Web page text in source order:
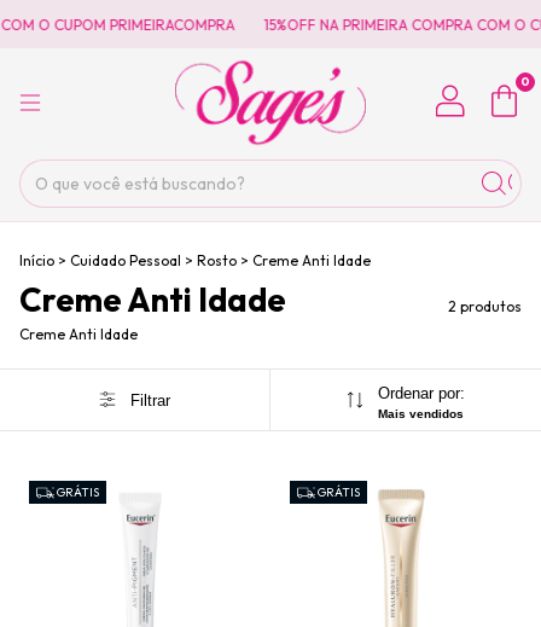
O CUPOM PRIMEIRACOMPRA 15%OFF NA PRIMEIRA COMPRA COM O
0
Início > Cuidado Pessoal > Rosto > Creme Anti Idade
Creme Anti Idade
2 produtos
Creme Anti Idade
Filtrar Ordenar por:
Mais vendidos
GRÁTIS GRÁTIS